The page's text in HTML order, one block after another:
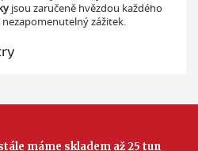
jsou zaručeně hvězdou každého
zážitek.
máme skladem až 25 tun